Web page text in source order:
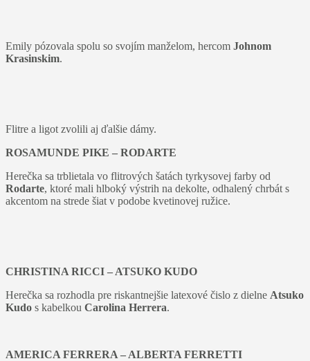
Emily pózovala spolu so svojím manželom, hercom Johnom
Krasinskim.
Flitre a ligot zvolili aj ďalšie dámy.
ROSAMUNDE PIKE – RODARTE
Herečka sa trblietala vo flitrových šatách tyrkysovej farby od
Rodarte, ktoré mali hlboký výstrih na dekolte, odhalený chrbát s
akcentom na strede šiat v podobe kvetinovej ružice.
CHRISTINA RICCI – ATSUKO KUDO
Herečka sa rozhodla pre riskantnejšie latexové čislo z dielne Atsuko
Kudo s kabelkou Carolina Herrera.
AMERICA FERRERA – ALBERTA FERRETTI